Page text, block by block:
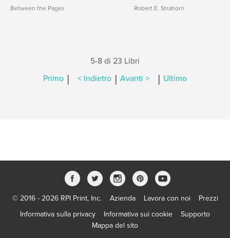
Between the Pages Robert E. Strahorn
5-8 di 23 Libri
Primo | < Indietro | Avanti > | Ultimo
© 2016 - 2026 RPI Print, Inc. Azienda Lavora con noi
Prezzi
Informativa sulla privacy
Informativa sui cookie
Supporto
Mappa del sito